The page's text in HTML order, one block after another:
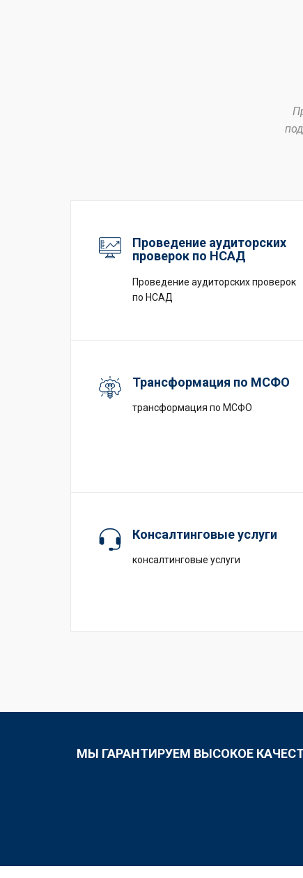
Проведение аудиторских
проверок по НСАД
Проведение аудиторских проверок
по НСАД
Трансформация по МСФО
трансформация по МСФО
Консалтинговые услуги
консалтинговые услуги
МЫ ГАРАНТИРУЕМ ВЫСОКОЕ